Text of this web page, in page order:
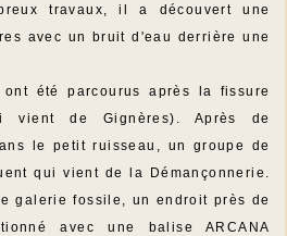
travaux, il a découvert une
avec un bruit d'eau derrière une
été parcourus après la fissure
vient de Gignères). Après de
le petit ruisseau, un groupe de
qui vient de la Démançonnerie.
galerie fossile, un endroit près de
avec une balise ARCANA